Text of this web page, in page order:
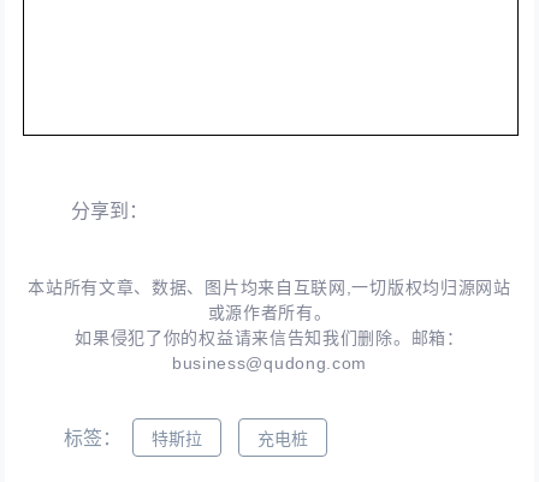
分享到：
本站所有文章、数据、图片均来自互联网,一切版权均归源网站
或源作者所有。
如果侵犯了你的权益请来信告知我们删除。邮箱：
business@qudong.com
标签： 特斯拉 充电桩